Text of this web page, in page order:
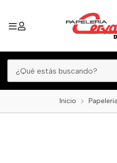
Inicio Papeleria